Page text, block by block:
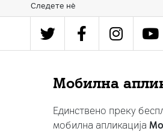
Следете нè
Мобилна
Единствено преку
мобилна апликација